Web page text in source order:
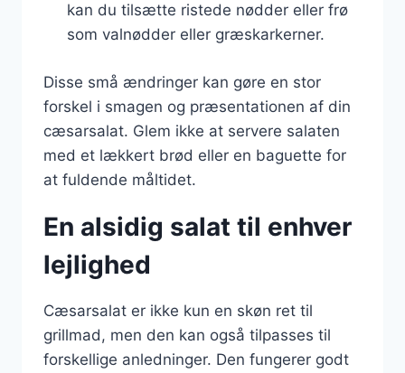
kan du tilsætte ristede nødder eller frø
som valnødder eller græskarkerner.
Disse små ændringer kan gøre en stor
forskel i smagen og præsentationen af din
cæsarsalat. Glem ikke at servere salaten
med et lækkert brød eller en baguette for
at fuldende måltidet.
En alsidig salat til enhver
lejlighed
Cæsarsalat er ikke kun en skøn ret til
grillmad, men den kan også tilpasses til
forskellige anledninger. Den fungerer godt